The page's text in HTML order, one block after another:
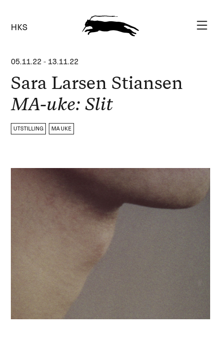
HKS
05.11.22 - 13.11.22
Sara Larsen Stiansen
MA-uke: Slit
UTSTILLING MA UKE